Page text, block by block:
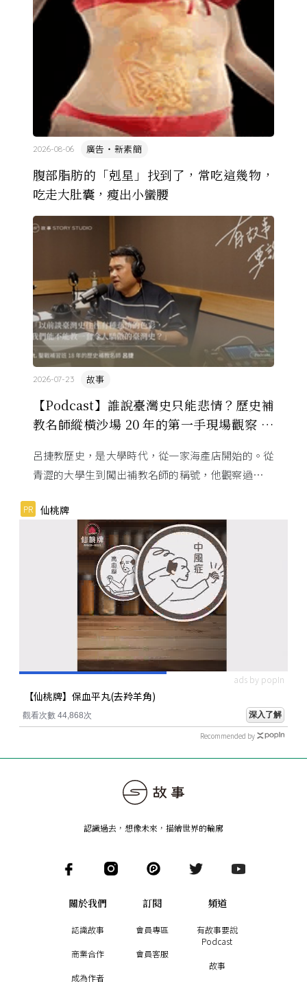
腹部脂肪的「剋星」找到了，常吃這幾物，
吃走大肚囊，瘦出小蠻腰
廣告・新素簡
2026-08-06
【Podcast】誰說臺灣史只能悲情？歷史補
教名師縱橫沙場 20 年的第一手現場觀察 ft.
故事
2026-07-23
呂捷教歷史，是大學時代，從一家海產店開始的。從
青澀的大學生到闖出補教名師的稱號，他觀察過幾十
裡幾乎沒有臺灣史，一路 ...
PR 仙桃牌
ads by popIn
【仙桃牌】保血平丸(去羚羊角)
觀看次數 44,868次 深入了解
Recommended by
認識過去，想像未來 ， 描繪世界的輪廓
關於我們
認識故事
商業合作
成為作者
訂閱
會員專區
會員客服
頻道
有故事要說
Podcast
故事